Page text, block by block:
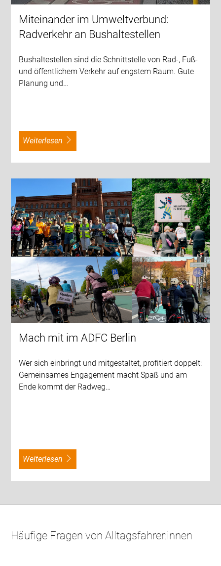
Miteinander im Umweltverbund:
Radverkehr an Bushaltestellen
Bushaltestellen sind die Schnittstelle von Rad-, Fuß-
und öffentlichem Verkehr auf engstem Raum. Gute
Planung und…
weiterlesen
Mach mit im ADFC Berlin
Wer sich einbringt und mitgestaltet, profitiert doppelt:
Gemeinsames Engagement macht Spaß und am
Ende kommt der Radweg…
weiterlesen
Häufige Fragen von Alltagsfahrer:innen